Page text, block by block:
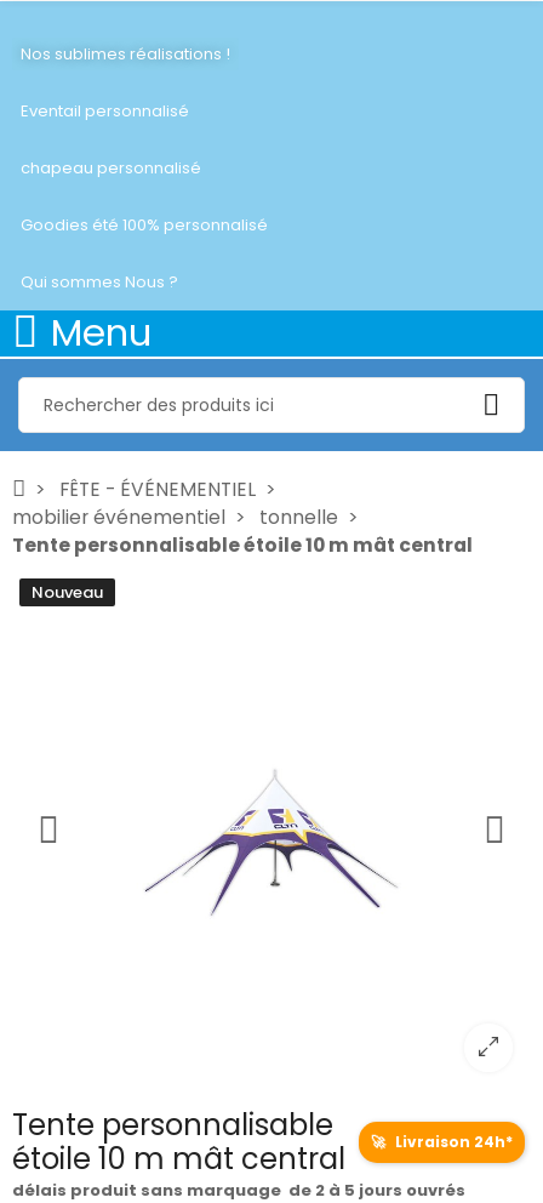
Nos sublimes réalisations !
Eventail personnalisé
chapeau personnalisé
Goodies été 100% personnalisé
Qui sommes Nous ?
Menu
FÊTE - ÉVÉNEMENTIEL
mobilier événementiel
tonnelle
Tente personnalisable étoile 10 m mât central
Nouveau
Tente personnalisable
étoile 10 m mât central
🚀 Livraison 24h*
délais produit sans marquage de 2 à 5 jours ouvrés